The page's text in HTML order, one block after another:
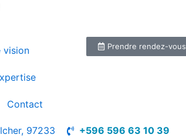
vision
Contact
Prendre rendez-vous
97233 +596 596 63 10 39